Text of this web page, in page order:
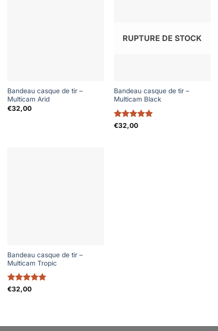
Bandeau casque de tir –
Multicam Arid
€32,00
RUPTURE DE STOCK
Bandeau casque de tir –
Multicam Black
Note5sur
€32,00
Bandeau casque de tir –
Multicam Tropic
Note5sur
€32,00